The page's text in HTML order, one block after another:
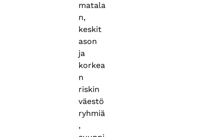
matala
n,
keskit
ason
ja
korkea
n
riskin
väestö
ryhmiä
,